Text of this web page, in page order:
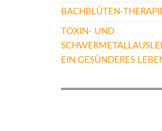
BACHBLÜTEN-
TOXIN- UND
EIN GESÜNDERES